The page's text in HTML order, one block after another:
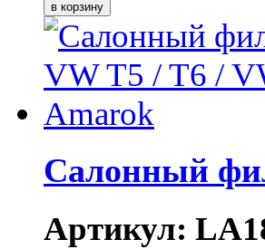
Салонный
Артикул: